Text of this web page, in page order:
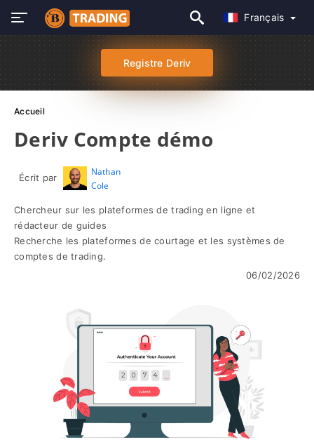
Français
Registre Deriv
Accueil
Deriv Compte démo
Écrit par
Nathan
Cole
Chercheur sur les plateformes de trading en ligne et
rédacteur de guides
Recherche les plateformes de courtage et les systèmes de
comptes de trading.
06/02/2026